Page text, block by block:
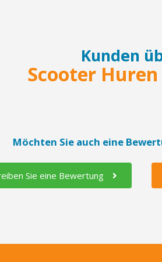
Kunden
Scooter Huren
Möchten Sie auch eine
Sie eine Bewertung